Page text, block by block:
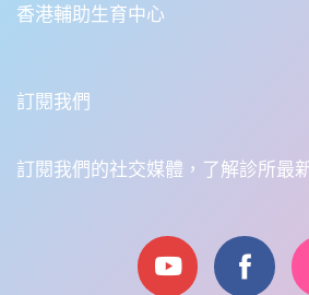
香港輔助生育中心
訂閱我們
訂閱我們的社交媒體，了解診所最